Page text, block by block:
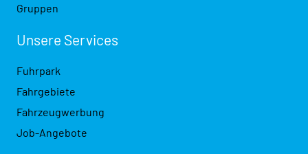
Gruppen
Unsere Services
Fuhrpark
Fahrgebiete
Fahrzeugwerbung
Job-Angebote